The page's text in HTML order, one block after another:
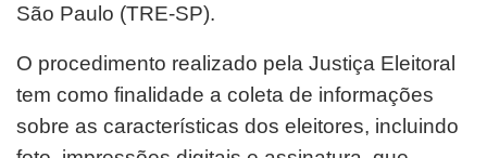
São Paulo (TRE-SP).
O procedimento realizado pela Justiça Eleitoral
tem como finalidade a coleta de informações
sobre as características dos eleitores, incluindo